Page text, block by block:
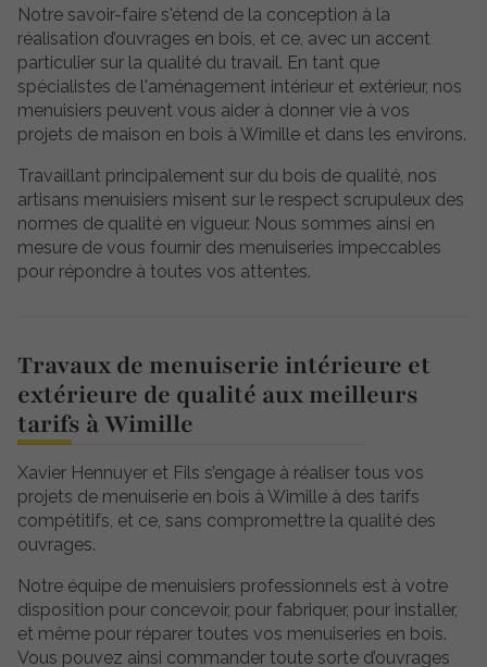
Notre savoir-faire s'étend de la conception à la
réalisation d’ouvrages en bois, et ce, avec un accent
particulier sur la qualité du travail. En tant que
spécialistes de l'aménagement intérieur et extérieur, nos
menuisiers peuvent vous aider à donner vie à vos
projets de maison en bois à Wimille et dans les environs.
Travaillant principalement sur du bois de qualité, nos
artisans menuisiers misent sur le respect scrupuleux des
normes de qualité en vigueur. Nous sommes ainsi en
mesure de vous fournir des menuiseries impeccables
pour répondre à toutes vos attentes.
Travaux de menuiserie intérieure et
extérieure de qualité aux meilleurs
tarifs à Wimille
Xavier Hennuyer et Fils s’engage à réaliser tous vos
projets de menuiserie en bois à Wimille à des tarifs
compétitifs, et ce, sans compromettre la qualité des
ouvrages.
Notre équipe de menuisiers professionnels est à votre
disposition pour concevoir, pour fabriquer, pour installer,
et même pour réparer toutes vos menuiseries en bois.
Vous pouvez ainsi commander toute sorte d’ouvrages